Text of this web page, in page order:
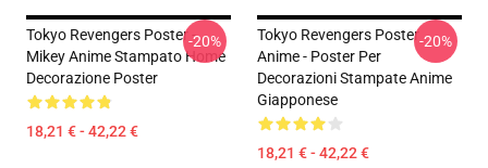
Tokyo Revengers Poster -
Mikey Anime Stampato Home
Decorazione Poster
18,21 € - 42,22 €
-20%
Tokyo Revengers Poster
Anime - Poster Per
Decorazioni Stampate Anime
Giapponese
18,21 € - 42,22 €
-20%